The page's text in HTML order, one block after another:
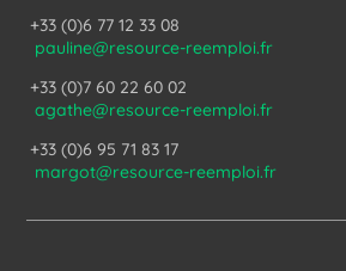
+33 (0)6 77 12 33 08
pauline@resource-reemploi.fr
+33 (0)7 60 22 60 02
agathe@resource-reemploi.fr
+33 (0)6 95 71 83 17
margot@resource-reemploi.fr